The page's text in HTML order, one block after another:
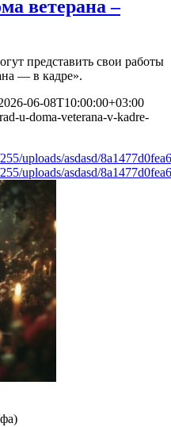
ветерана –
представить свои работы
— в кадре».
06-08T10:00:00+03:00
u-doma-veterana-v-kadre-
uploads/asdasd/
uploads/asdasd/